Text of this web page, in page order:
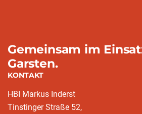
Gemeinsam im
Garsten.
KONTAKT
HBI Markus Inderst
Tinstinger Straße 52,